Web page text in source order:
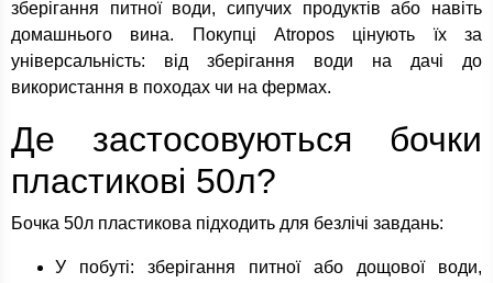
зберігання питної води, сипучих продуктів або навіть
домашнього вина. Покупці Atropos цінують їх за
універсальність: від зберігання води на дачі до
використання в походах чи на фермах.
Де застосовуються бочки
пластикові 50л?
Бочка 50л пластикова підходить для безлічі завдань:
У побуті: зберігання питної або дощової води,